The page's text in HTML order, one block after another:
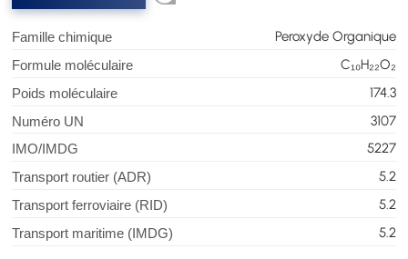
Famille chimique Peroxyde Organique
Formule moléculaire C₁₀H₂₂O₂
Poids moléculaire 174.3
Numéro UN 3107
IMO/IMDG 5227
Transport routier (ADR) 5.2
Transport ferroviaire (RID) 5.2
Transport maritime (IMDG) 5.2